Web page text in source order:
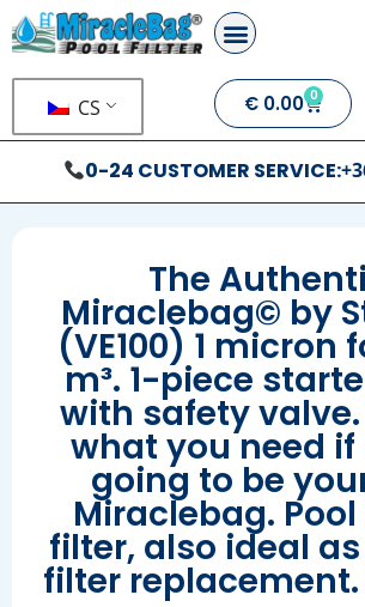
CS € 0.00 0
0-24 CUSTOMER SERVICE:
The
Miraclebag© by
(VE100) 1 micron
m³. 1-piece
with safety valve.
what you need if
going to be
Miraclebag.
filter, also ideal
filter replacement.